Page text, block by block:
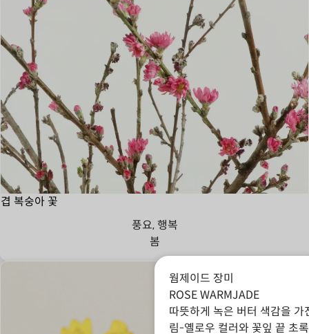
겹 복숭아 꽃
풍요, 행복
봄
웜제이드 장미
ROSE WARMJADE
따뜻하게 녹은 버터 색감을
림-옐로우 컬러와 꽃잎 끝 초